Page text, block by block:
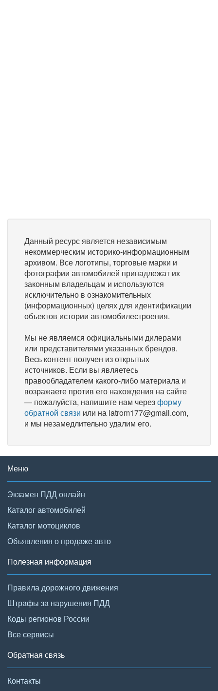
Данный ресурс является независимым
некоммерческим историко-информационным
архивом. Все логотипы, торговые марки и
фотографии автомобилей принадлежат их
законным владельцам и используются
исключительно в ознакомительных
(информационных) целях для идентификации
объектов истории автомобилестроения.
Мы не являемся официальными дилерами
или представителями указанных брендов.
Весь контент получен из открытых
источников. Если вы являетесь
правообладателем какого-либо материала и
возражаете против его нахождения на сайте
— пожалуйста, напишите нам черезформу
обратной связи или на latrom177@gmail.com,
и мы незамедлительно удалим его.
Меню
Экзамен ПДД онлайн
Каталог автомобилей
Каталог мотоциклов
Объявления о продаже авто
Полезная информация
Правила дорожного движения
Штрафы за нарушения ПДД
Коды регионов России
Все сервисы
Обратная связь
Контакты